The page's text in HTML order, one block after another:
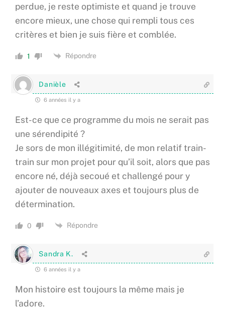
perdue, je reste optimiste et quand je trouve
encore mieux, une chose qui rempli tous ces
critères et bien je suis fière et comblée.
1 Répondre
Danièle
6 années il y a
Est-ce que ce programme du mois ne serait pas
une sérendipité ?
Je sors de mon illégitimité, de mon relatif train-
train sur mon projet pour qu’il soit, alors que pas
encore né, déjà secoué et challengé pour y
ajouter de nouveaux axes et toujours plus de
détermination.
0 Répondre
Sandra K.
6 années il y a
Mon histoire est toujours la même mais je
l’adore.